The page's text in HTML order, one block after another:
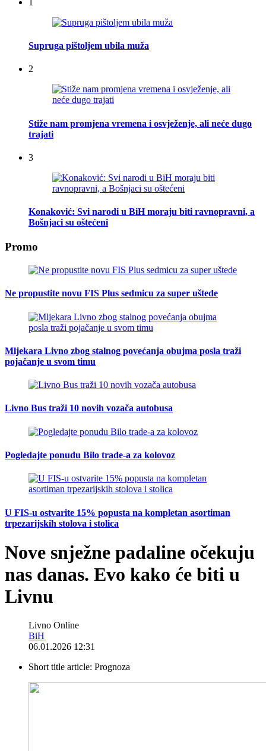
Supruga pištoljem ubila muža
2
Stiže nam promjena vremena i osvježenje, ali neće dugo
trajati
3
Konaković: Svi narodi u BiH moraju biti ravnopravni, a
Bošnjaci su oštećeni
Promo
Ne propustite novu FIS Plus sedmicu za super uštede
Mljekara Livno zbog stalnog povećanja obujma posla traži
pojačanje u svom timu
Livno Bus traži 10 novih vozača autobusa
Pogledajte ponudu Bilo trade-a za kolovoz
U FIS-u ostvarite 15% popusta na kompletan asortiman
trpezarijskih stolova i stolica
Nove snježne padaline očekuju
nas danas. Evo kako će biti u
Livnu
Livno Online
BiH
06.01.2026 12:31
Short title article: Prognoza